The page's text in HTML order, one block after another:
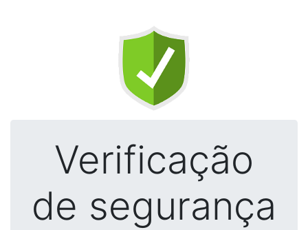
Verificação
de segurança